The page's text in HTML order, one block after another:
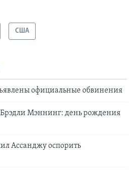
США
официальные обвинения
Мэннинг: день рождения
Ассанджу оспорить